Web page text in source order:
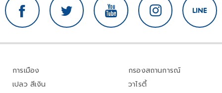
การเมือง
เปลว สีเงิน
กรองสถานการณ์
วาไรตี้